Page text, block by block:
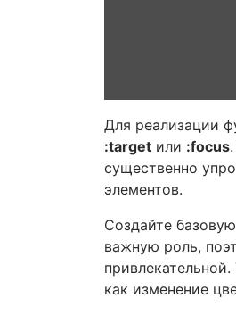
Для реализации
:target или :focus
существенно
элементов.
Создайте
важную роль,
как изменение